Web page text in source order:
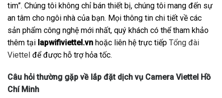
tim”. Chúng tôi không chỉ bán thiết bị, chúng tôi mang đến sự
an tâm cho ngôi nhà của bạn. Mọi thông tin chi tiết về các
sản phẩm công nghệ mới nhất, quý khách có thể tham khảo
thêm tại lapwifiviettel.vn hoặc liên hệ trực tiếp Tổng đài
Viettel để được hỗ trợ hỏa tốc.
Câu hỏi thường gặp về lắp đặt dịch vụ Camera Viettel Hồ
Chí Minh